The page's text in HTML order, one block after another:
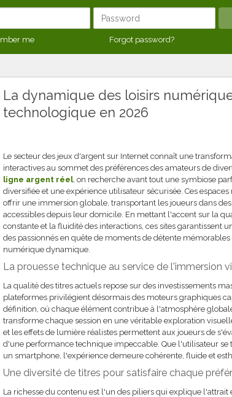
me Forgot password?
La dynamique des loisirs
technologique en 2026
Le secteur des jeux d'argent sur Internet connaît une
interactives au sommet des préférences des amateurs de
ligne argent réel, on recherche avant tout une symbiose
diversifiée et une expérience utilisateur sécurisée. Ces
offrir une immersion globale, transportant les joueurs dans
accessibles depuis leur domicile. En mettant l'accent sur la
constante et la fluidité des interactions, ces sites garantissent
des passionnés en quête de moments de détente
numérique dynamique.
La prouesse technique au service de l'immersion
La qualité des titres actuels repose sur des investissements
plateformes privilégient désormais des moteurs graphiques
définition, où chaque élément contribue à l'atmosphère
transforme chaque session en une véritable exploration
et les effets de lumière réalistes permettent aux joueurs de
d'une performance technique impeccable. Que l'utilisateur
un smartphone, l'expérience demeure cohérente, fluide et
Une diversité de titres pour satisfaire chaque
La richesse du contenu est l'un des piliers qui explique